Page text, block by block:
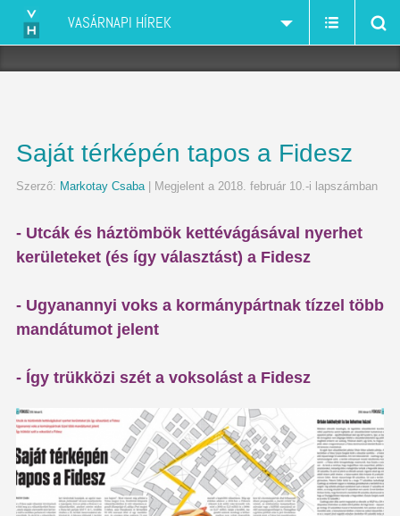
VASÁRNAPI HÍREK
Saját térképén tapos a Fidesz
Szerző: Markotay Csaba| Megjelent a 2018. február 10.-i lapszámban
- Utcák és háztömbök kettévágásával nyerhet
kerületeket (és így választást) a Fidesz
- Ugyanannyi voks a kormánypártnak tízzel több
mandátumot jelent
- Így trükközi szét a voksolást a Fidesz